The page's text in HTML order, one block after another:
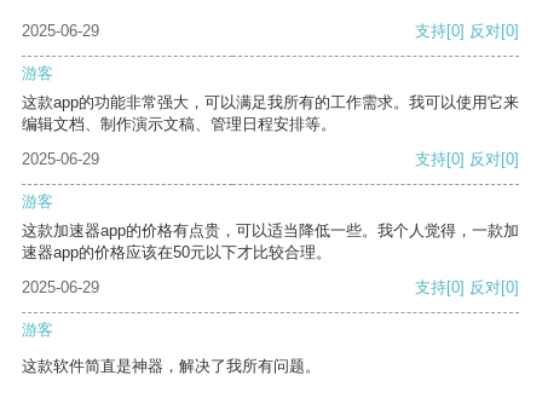
2025-06-29 支持[0] 反对[0]
游客
这款app的功能非常强大，可以满足我所有的工作需求。我可以使用它来
编辑文档、制作演示文稿、管理日程安排等。
2025-06-29
支持[0] 反对[0]
游客
这款加速器app的价格有点贵，可以适当降低一些。我个人觉得，一款加
速器app的价格应该在50元以下才比较合理。
2025-06-29
支持[0] 反对[0]
游客
这款软件简直是神器，解决了我所有问题。